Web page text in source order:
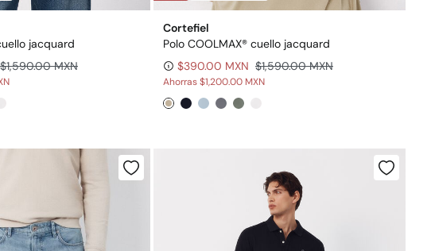
jacquard
$1,590.00 MXN
Cortefiel
Polo COOLMAX® cuello jacquard
$390.00 MXN $1,590.00 MXN
Ahorras$1,200.00 MXN